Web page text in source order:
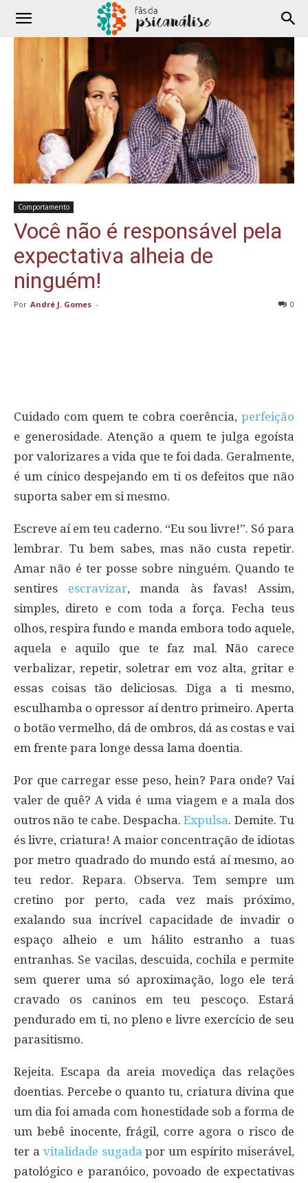
Comportamento
Você não é responsável pela
expectativa alheia de
ninguém!
Por André J. Gomes - 0
Cuidado com quem te cobra coerência, perfeição
e generosidade. Atenção a quem te julga egoísta
por valorizares a vida que te foi dada. Geralmente,
é um cínico despejando em ti os defeitos que não
suporta saber em si mesmo.
Escreve aí em teu caderno. “Eu sou livre!”. Só para
lembrar. Tu bem sabes, mas não custa repetir.
Amar não é ter posse sobre ninguém. Quando te
sentires escravizar, manda às favas! Assim,
simples, direto e com toda a força. Fecha teus
olhos, respira fundo e manda embora todo aquele,
aquela e aquilo que te faz mal. Não carece
verbalizar, repetir, soletrar em voz alta, gritar e
essas coisas tão deliciosas. Diga a ti mesmo,
esculhamba o opressor aí dentro primeiro. Aperta
o botão vermelho, dá de ombros, dá as costas e vai
em frente para longe dessa lama doentia.
Por que carregar esse peso, hein? Para onde? Vai
valer de quê? A vida é uma viagem e a mala dos
outros não te cabe. Despacha.Expulsa. Demite. Tu
és livre, criatura! A maior concentração de idiotas
por metro quadrado do mundo está aí mesmo, ao
teu redor. Repara. Observa. Tem sempre um
cretino por perto, cada vez mais próximo,
exalando sua incrível capacidade de invadir o
espaço alheio e um hálito estranho a tuas
entranhas. Se vacilas, descuida, cochila e permite
sem querer uma só aproximação, logo ele terá
cravado os caninos em teu pescoço. Estará
pendurado em ti, no pleno e livre exercício de seu
parasitismo.
Rejeita. Escapa da areia movediça das relações
doentias. Percebe o quanto tu, criatura divina que
um dia foi amada com honestidade sob a forma de
um bebê inocente, frágil, corre agora o risco de
ter a vitalidade sugada por um espírito miserável,
patológico e paranóico, povoado de expectativas